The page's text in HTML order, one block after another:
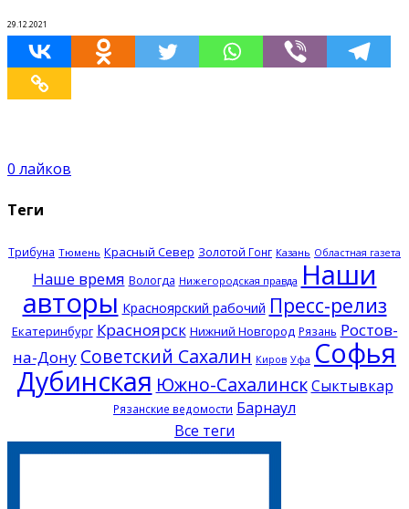
29.12.2021
0 лайков
Теги
Трибуна Тюмень Красный Север Золотой Гонг Казань Областная газета
Наше время Вологда Нижегородская правда Наши
авторы Красноярский рабочий Пресс-релиз
Екатеринбург Красноярск Нижний Новгород Рязань Ростов-
на-Дону Советский Сахалин Киров Уфа Софья
Дубинская Южно-Сахалинск Сыктывкар
Рязанские ведомости Барнаул
Все теги